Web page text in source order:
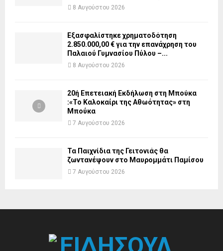
8 Αυγούστου 2026
Εξασφαλίστηκε χρηματοδότηση
2.850.000,00 € για την επανάχρηση του
Παλαιού Γυμνασίου Πύλου –...
8 Αυγούστου 2026
20ή Επετειακή Εκδήλωση στη Μπούκα
:«Το Καλοκαίρι της Αθωότητας» στη
Μπούκα
7 Αυγούστου 2026
Τα Παιχνίδια της Γειτονιάς θα
ζωντανέψουν στο Μαυρομμάτι Παμίσου
7 Αυγούστου 2026